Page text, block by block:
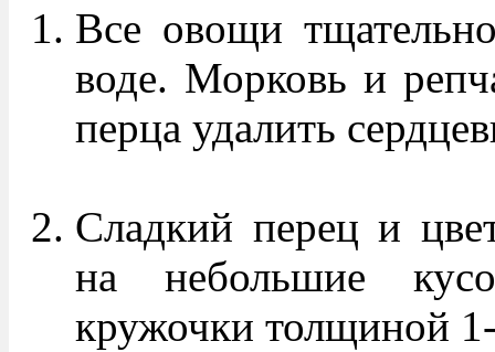
Все овощи
воде. Морковь и
перца удалить
Сладкий перец и
на небольшие
кружочки толщиной